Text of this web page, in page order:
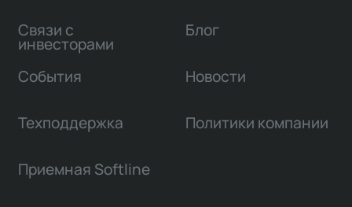
Связи с
инвесторами
Блог
События Новости
Техподдержка Политики компании
Приемная Softline